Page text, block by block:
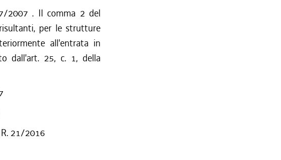
2007 . Il comma 2 del
per le strutture
all'entrata in
dall'art. 25, c. 1, della
21/2016